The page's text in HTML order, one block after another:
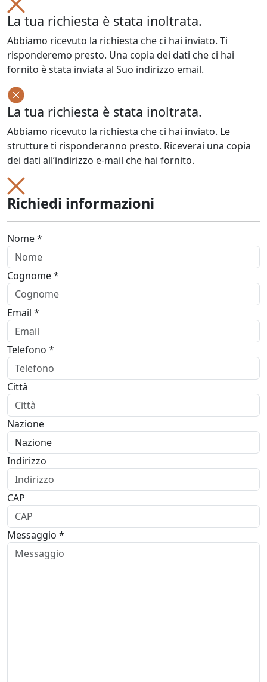
La tua richiesta è stata inoltrata.
Abbiamo ricevuto la richiesta che ci hai inviato. Ti
risponderemo presto. Una copia dei dati che ci hai
fornito è stata inviata al Suo indirizzo email.
La tua richiesta è stata inoltrata.
Abbiamo ricevuto la richiesta che ci hai inviato. Le
strutture ti risponderanno presto. Riceverai una copia
dei dati all’indirizzo e-mail che hai fornito.
Richiedi informazioni
Nome *
Cognome *
Email *
Telefono *
Città
Nazione
Indirizzo
CAP
Messaggio *